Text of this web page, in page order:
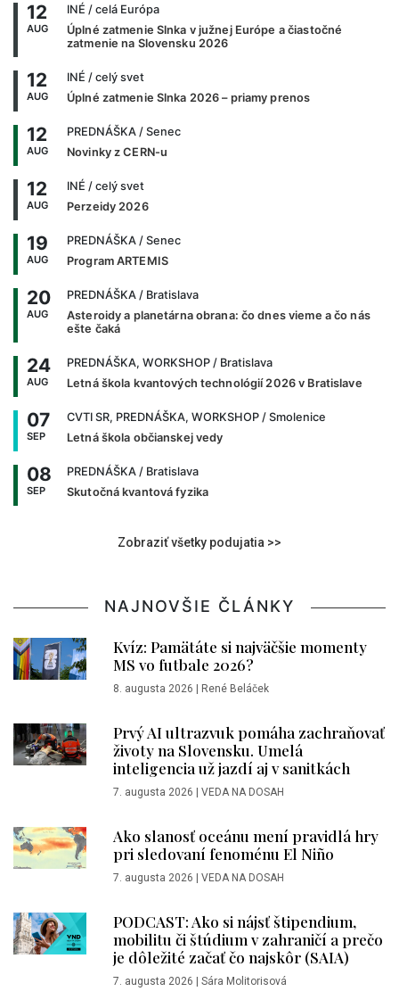
12
AUG
INÉ / celá Európa
Úplné zatmenie Slnka v južnej Európe a čiastočné
zatmenie na Slovensku 2026
12
AUG
INÉ / celý svet
Úplné zatmenie Slnka 2026 – priamy prenos
12
AUG
PREDNÁŠKA / Senec
Novinky z CERN-u
12
AUG
INÉ / celý svet
Perzeidy 2026
19
AUG
PREDNÁŠKA / Senec
Program ARTEMIS
20
AUG
PREDNÁŠKA / Bratislava
Asteroidy a planetárna obrana: čo dnes vieme a čo nás
ešte čaká
24
AUG
PREDNÁŠKA, WORKSHOP / Bratislava
Letná škola kvantových technológií 2026 v Bratislave
07
SEP
CVTI SR, PREDNÁŠKA, WORKSHOP / Smolenice
Letná škola občianskej vedy
08
SEP
PREDNÁŠKA / Bratislava
Skutočná kvantová fyzika
Zobraziť všetky podujatia >>
NAJNOVŠIE ČLÁNKY
Kvíz: Pamätáte si najväčšie momenty
MS vo futbale 2026?
8. augusta 2026 René Beláček
Prvý AI ultrazvuk pomáha zachraňovať
životy na Slovensku. Umelá
inteligencia už jazdí aj v sanitkách
7. augusta 2026 VEDA NA DOSAH
Ako slanosť oceánu mení pravidlá hry
pri sledovaní fenoménu El Niño
7. augusta 2026 VEDA NA DOSAH
PODCAST: Ako si nájsť štipendium,
mobilitu či štúdium v zahraničí a prečo
je dôležité začať čo najskôr (SAIA)
7. augusta 2026 Sára Molitorisová